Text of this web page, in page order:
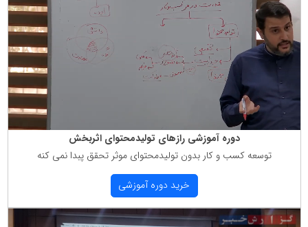
دوره آموزشی رازهای تولیدمحتوای اثربخش
توسعه كسب و كار بدون تولیدمحتوای موثر تحقق پبدا نمی كنه
خرید دوره آموزشی